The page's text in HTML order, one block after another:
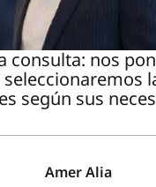
consulta: nos
según sus
Amer Alia